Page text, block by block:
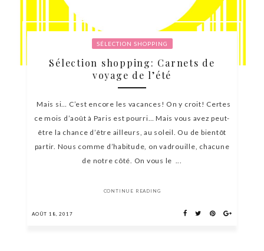
SÉLECTION SHOPPING
Sélection shopping: Carnets de
voyage de l’été
Mais si… C’est encore les vacances! On y croit! Certes
ce mois d’août à Paris est pourri… Mais vous avez peut-
être la chance d’être ailleurs, au soleil. Ou de bientôt
partir. Nous comme d’habitude, on vadrouille, chacune
de notre côté. On vous le ...
CONTINUE READING
AOÛT 18, 2017